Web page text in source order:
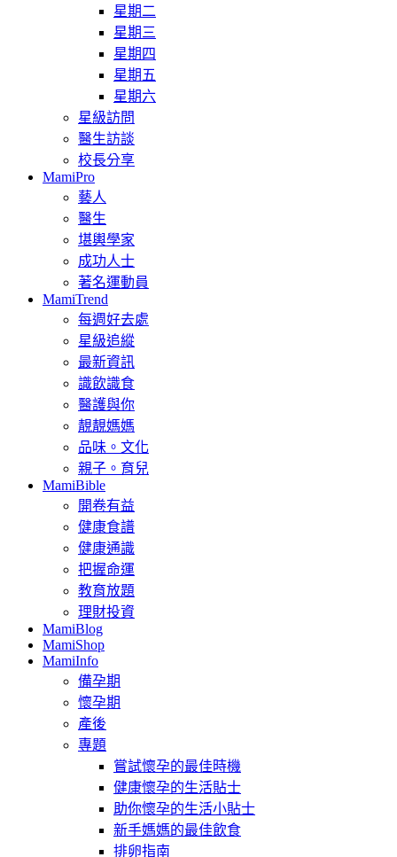
星期二
星期三
星期四
星期五
星期六
星級訪問
醫生訪談
校長分享
MamiPro
藝人
醫生
堪輿學家
成功人士
著名運動員
MamiTrend
每週好去處
星級追縱
最新資訊
識飲識食
醫護與你
靚靚媽媽
品味。文化
親子。育兒
MamiBible
開卷有益
健康食譜
健康通識
把握命運
教育放題
理財投資
MamiBlog
MamiShop
MamiInfo
備孕期
懷孕期
產後
專題
嘗試懷孕的最佳時機
健康懷孕的生活貼士
助你懷孕的生活小貼士
新手媽媽的最佳飲食
排卵指南